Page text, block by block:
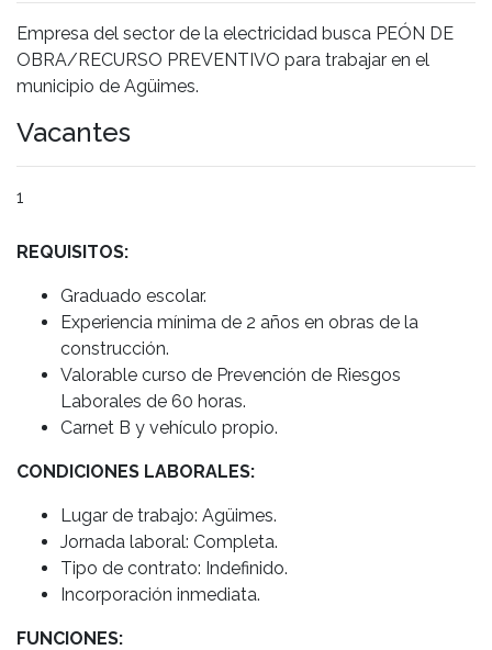
Empresa del sector de la electricidad busca PEÓN DE
OBRA/RECURSO PREVENTIVO para trabajar en el
municipio de Agüimes.
Vacantes
1
REQUISITOS:
Graduado escolar.
Experiencia mínima de 2 años en obras de la
construcción.
Valorable curso de Prevención de Riesgos
Laborales de 60 horas.
Carnet B y vehículo propio.
CONDICIONES LABORALES:
Lugar de trabajo: Agüimes.
Jornada laboral: Completa.
Tipo de contrato: Indefinido.
Incorporación inmediata.
FUNCIONES: